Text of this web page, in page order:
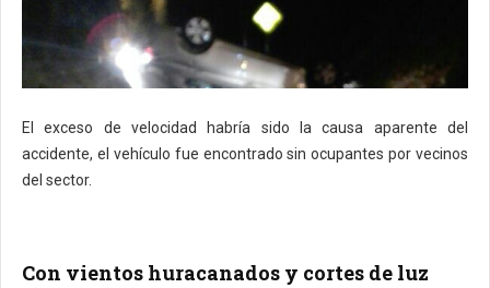
El exceso de velocidad habría sido la causa aparente del
accidente, el vehículo fue encontrado sin ocupantes por vecinos
del sector.
Con vientos huracanados y cortes de luz